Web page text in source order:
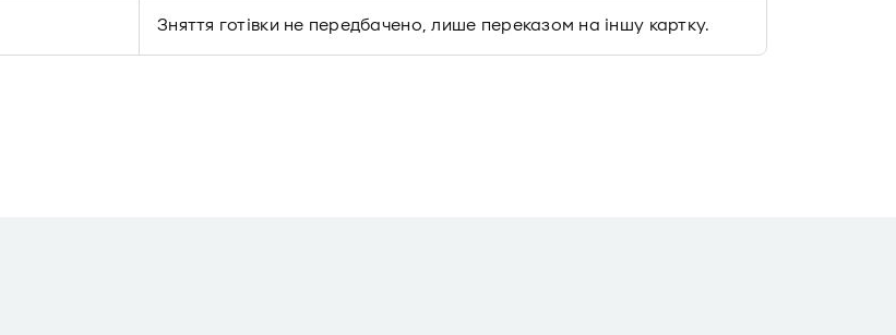
Зняття готівки не передбачено, лише переказом на іншу картку.